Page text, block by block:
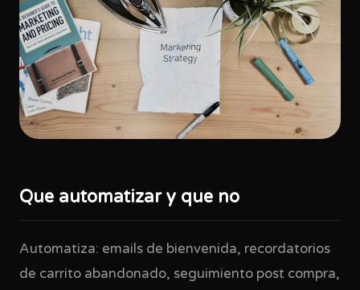
Que automatizar y que no
Automatiza: emails de bienvenida, recordatorios
de carrito abandonado, seguimiento post compra,